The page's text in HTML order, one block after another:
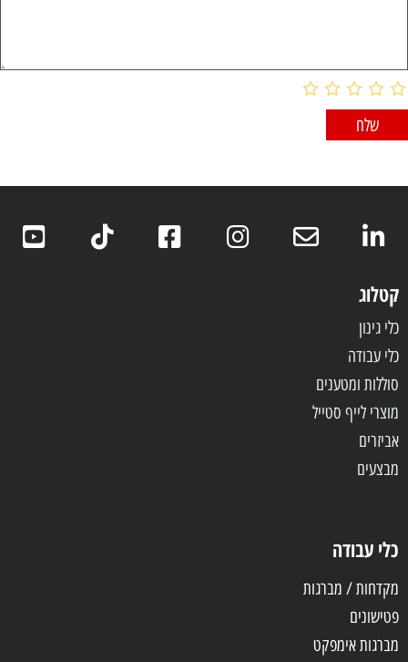
קטלוג
כלי גינון
כלי עבודה
סוללות ומטענים
מוצרי לייף סטייל
אביזרים
מבצעים
כלי עבודה
מקדחות / מברגות
פטישונים
מברגות אימפקט